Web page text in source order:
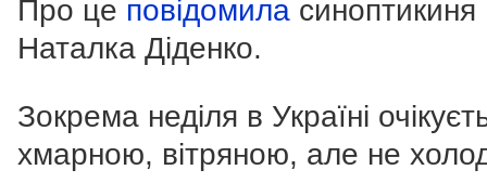
Про це повідомила синоптикиня
Наталка Діденко.
Зокрема неділя в Україні
хмарною, вітряною, але не